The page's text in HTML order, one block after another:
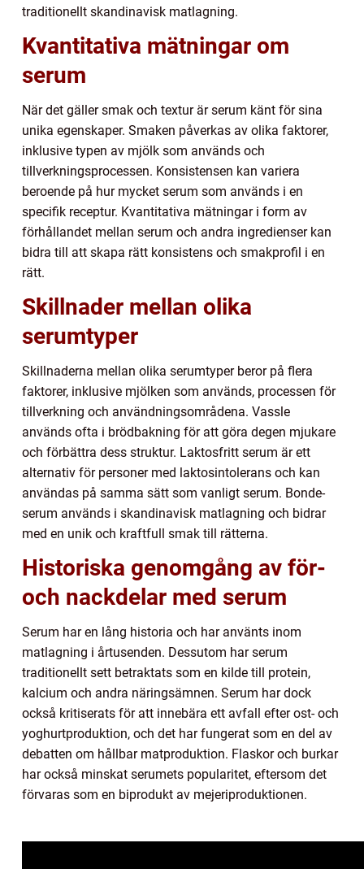
traditionellt skandinavisk matlagning.
Kvantitativa mätningar om
serum
När det gäller smak och textur är serum känt för sina
unika egenskaper. Smaken påverkas av olika faktorer,
inklusive typen av mjölk som används och
tillverkningsprocessen. Konsistensen kan variera
beroende på hur mycket serum som används i en
specifik receptur. Kvantitativa mätningar i form av
förhållandet mellan serum och andra ingredienser kan
bidra till att skapa rätt konsistens och smakprofil i en
rätt.
Skillnader mellan olika
serumtyper
Skillnaderna mellan olika serumtyper beror på flera
faktorer, inklusive mjölken som används, processen för
tillverkning och användningsområdena. Vassle
används ofta i brödbakning för att göra degen mjukare
och förbättra dess struktur. Laktosfritt serum är ett
alternativ för personer med laktosintolerans och kan
användas på samma sätt som vanligt serum. Bonde-
serum används i skandinavisk matlagning och bidrar
med en unik och kraftfull smak till rätterna.
Historiska genomgång av för-
och nackdelar med serum
Serum har en lång historia och har använts inom
matlagning i årtusenden. Dessutom har serum
traditionellt sett betraktats som en kilde till protein,
kalcium och andra näringsämnen. Serum har dock
också kritiserats för att innebära ett avfall efter ost- och
yoghurtproduktion, och det har fungerat som en del av
debatten om hållbar matproduktion. Flaskor och burkar
har också minskat serumets popularitet, eftersom det
förvaras som en biprodukt av mejeriproduktionen.